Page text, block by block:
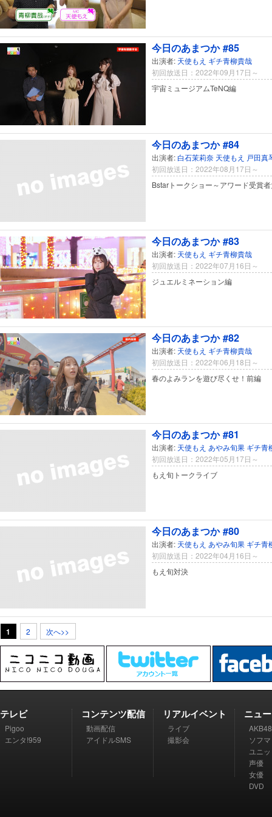
今日のあまつか #85
出演者: 天使もえ ギチ青柳貴哉
初回放送日：2022年09月17日～
宇宙ミュージアムTeNQ編
今日のあまつか #84
出演者:白石茉莉奈 天使もえ 戸田真
初回放送日：2022年08月17日～
Bstarトークショー～アワード受賞
今日のあまつか #83
出演者: 天使もえ ギチ青柳貴哉
初回放送日：2022年07月16日～
ジュエルミネーション編
今日のあまつか #82
出演者: 天使もえ ギチ青柳貴哉
初回放送日：2022年06月18日～
春のよみランを遊び尽くせ！前編
今日のあまつか #81
出演者: 天使もえ あやみ旬果 ギチ青
初回放送日：2022年05月17日～
もえ旬トークライブ
今日のあまつか #80
出演者: 天使もえ あやみ旬果 ギチ青
初回放送日：2022年04月16日～
もえ旬対決
1 2 次へ>>
テレビ
Pigoo
エンタ!959
コンテンツ配信
動画配信
アイドルSMS
リアルイベント
ライブ
撮影会
ニュ
AKB48
ソフ
ユニ
声優
女優
DVD